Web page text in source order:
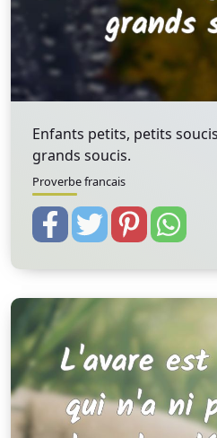
Enfants petits, petits
grands soucis.
Proverbe francais